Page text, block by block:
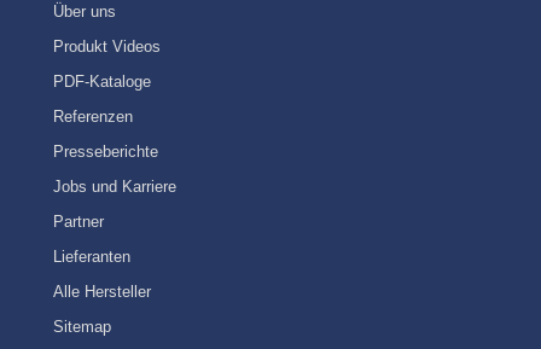
Über uns
Produkt Videos
PDF-Kataloge
Referenzen
Presseberichte
Jobs und Karriere
Partner
Lieferanten
Alle Hersteller
Sitemap